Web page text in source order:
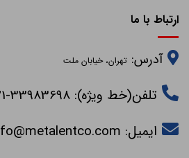
ارتباط با ما
آدرس: تهران، خیابان ملت
تلفن(خط ویژه): 33983698-021
ایمیل:info@metalentco.com